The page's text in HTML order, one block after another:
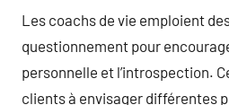
Les coachs de vie emploient
questionnement pour
personnelle et l’introspection.
clients à envisager différentes